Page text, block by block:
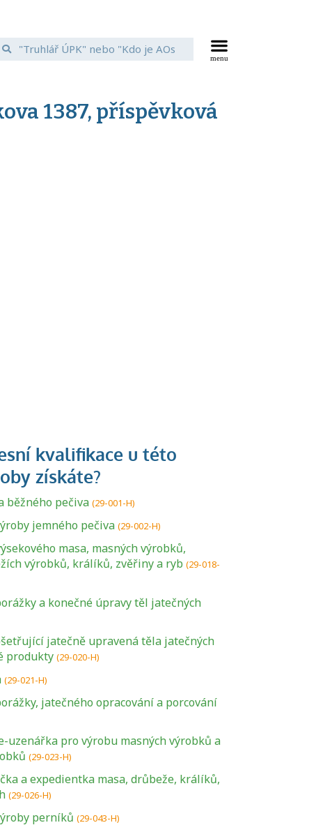
1387, příspěvková
běžného pečiva (29-001-H)
jemného pečiva (29-002-H)
masa, masných výrobků,
výrobků, králíků, zvěřiny a ryb (29-018-
a konečné úpravy těl jatečných
jatečně upravená těla jatečných
produkty (29-020-H)
(29-021-H)
jatečného opracování a porcování
uzenářka pro výrobu masných výrobků a
(29-023-H)
a expedientka masa, drůbeže, králíků,
(29-026-H)
perníků (29-043-H)